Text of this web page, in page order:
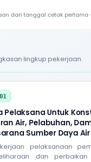
dari tanggal cetak pertama
lingkup pekerjaan.
Pelaksana Untuk
Air, Pelabuhan,
Sumber Daya
pelaksanaan
dan perbaikan